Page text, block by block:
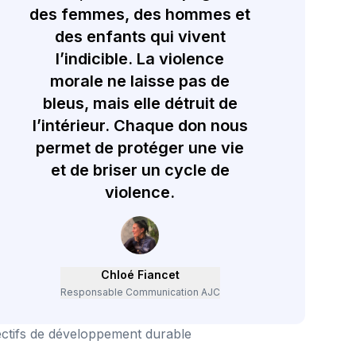
des femmes, des hommes et
des enfants qui vivent
l’indicible. La violence
morale ne laisse pas de
bleus, mais elle détruit de
l’intérieur. Chaque don nous
permet de protéger une vie
et de briser un cycle de
violence.
Chloé Fiancet
Responsable Communication AJC
de développement durable